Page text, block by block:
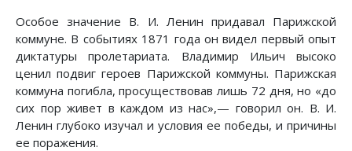
Особое значение В. И. Ленин придавал Парижской
коммуне. В событиях 1871 года он видел первый опыт
диктатуры пролетариата. Владимир Ильич высоко
ценил подвиг героев Парижской коммуны. Парижская
коммуна погибла, просуществовав лишь 72 дня, но «до
сих пор живет в каждом из нас»,— говорил он. В. И.
Ленин глубоко изучал и условия ее победы, и причины
ее поражения.